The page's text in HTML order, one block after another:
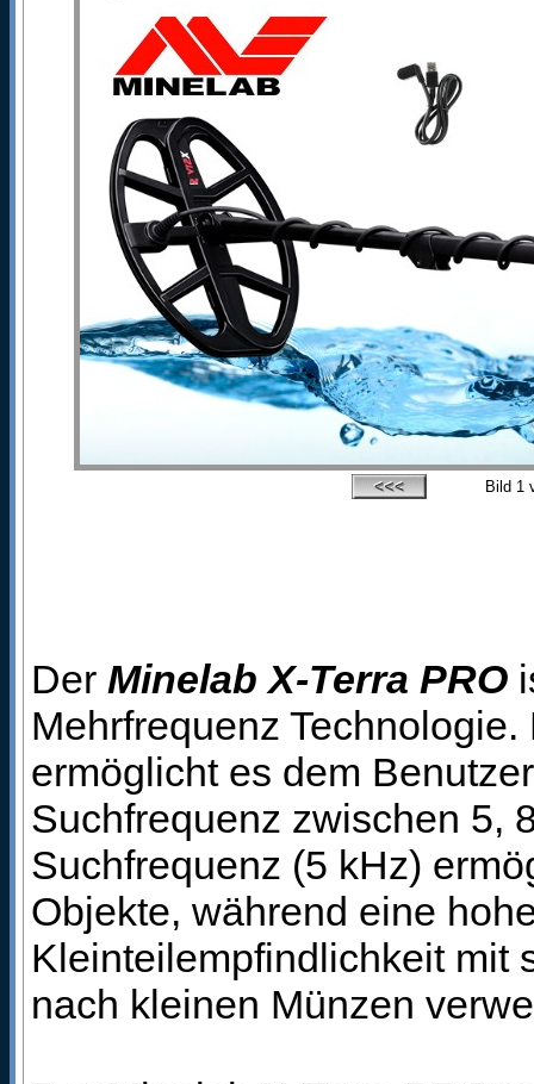
Bild 1
Der Minelab X-Terra PRO
Mehrfrequenz
ermöglicht es dem
Suchfrequenz zwischen 5,
Suchfrequenz (5 kHz)
Objekte, während eine
Kleinteilempfindlichkeit mit
nach kleinen Münzen